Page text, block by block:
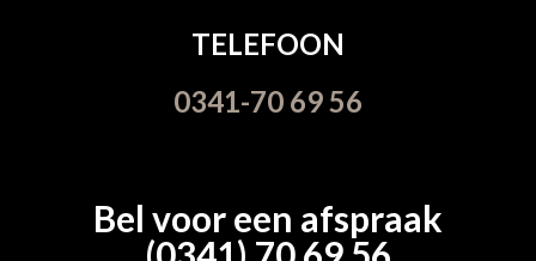
TELEFOON
0341-70 69 56
Bel voor een afspraak